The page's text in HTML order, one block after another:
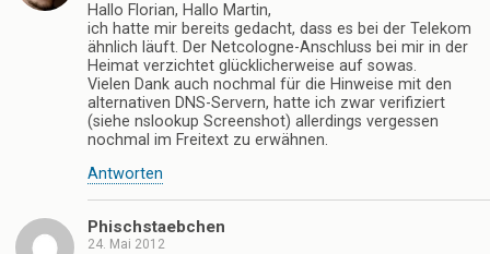
Hallo Florian, Hallo Martin,
ich hatte mir bereits gedacht, dass es bei der Telekom
ähnlich läuft. Der Netcologne-Anschluss bei mir in der
Heimat verzichtet glücklicherweise auf sowas.
Vielen Dank auch nochmal für die Hinweise mit den
alternativen DNS-Servern, hatte ich zwar verifiziert
(siehe nslookup Screenshot) allerdings vergessen
nochmal im Freitext zu erwähnen.
Antworten
Phischstaebchen
24. Mai 2012